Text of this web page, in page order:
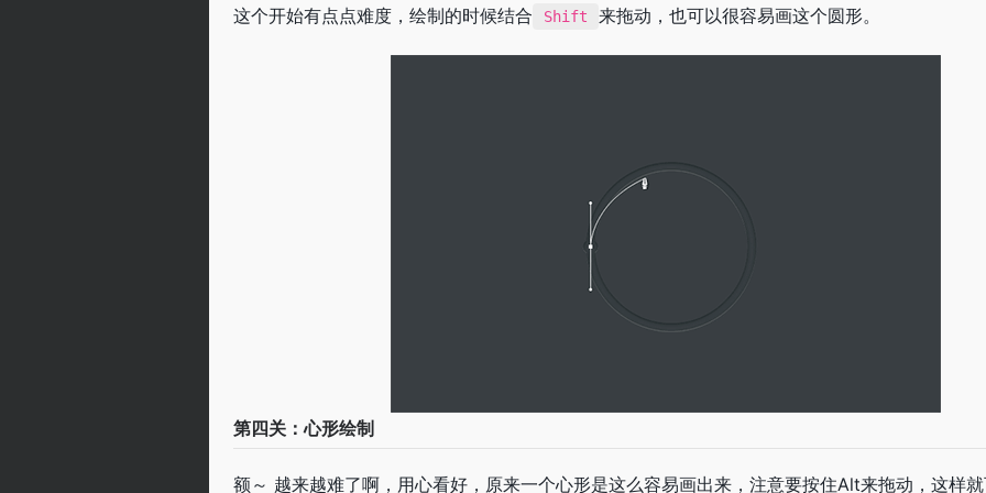
这个开始有点点难度，绘制的时候结合 Shift 来拖动，也可以很容易画这个圆形。
第四关：心形绘制
额～ 越来越难了啊，用心看好，原来一个心形是这么容易画出来，注意要按住Alt来拖动，这样